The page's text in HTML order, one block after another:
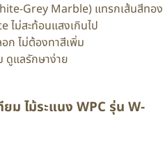
Grey Marble) แทรกเส้นสีทอง
ไม่สะท้อนแสงเกินไป
ก ไม่ต้องทาสีเพิ่ม
ดูแลรักษาง่าย
ม ไม้ระแนง WPC รุ่น W-